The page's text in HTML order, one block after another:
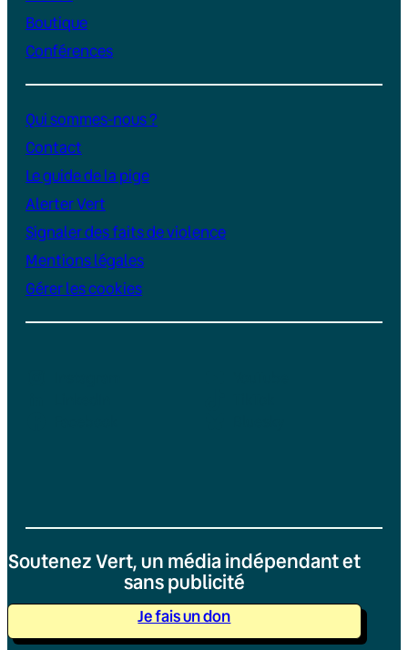
Boutique
Conférences
Qui sommes-nous ?
Contact
Le guide de la pige
Alerter Vert
Signaler des faits de violence
Mentions légales
Gérer les cookies
Soutenez Vert, un média indépendant et
sans publicité
Je fais un don